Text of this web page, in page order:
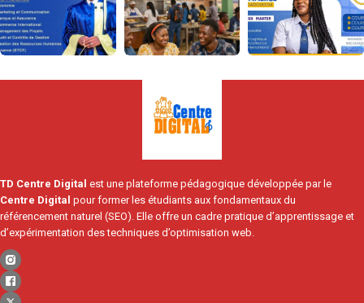
TD Centre Digital est une plateforme pédagogique développée par le
Centre Digital pour former les étudiants aux fondamentaux du
référencement naturel (SEO). Elle offre un cadre pratique d’apprentissage et
d’expérimentation des techniques d’optimisation web.